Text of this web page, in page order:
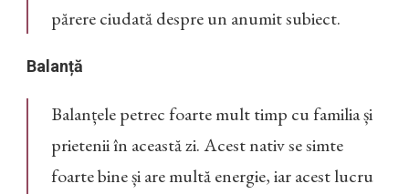
părere ciudată despre un anumit subiect.
Balanță
Balanțele petrec foarte mult timp cu familia și
prietenii în această zi. Acest nativ se simte
foarte bine și are multă energie, iar acest lucru